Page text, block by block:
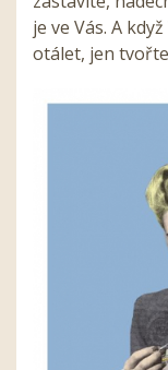
je ve Vás. A
otálet, jen